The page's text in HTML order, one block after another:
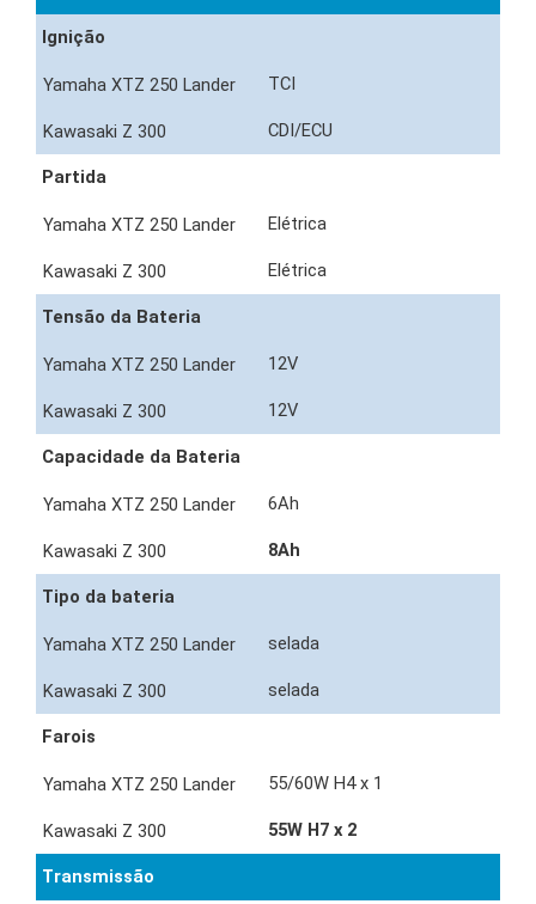
Ignição
TCI
CDI/ECU
Partida
Elétrica
Elétrica
Tensão da Bateria
12V
12V
Capacidade da Bateria
6Ah
8Ah
Tipo da bateria
selada
selada
Farois
55/60W H4 x 1
55W H7 x 2
Transmissão